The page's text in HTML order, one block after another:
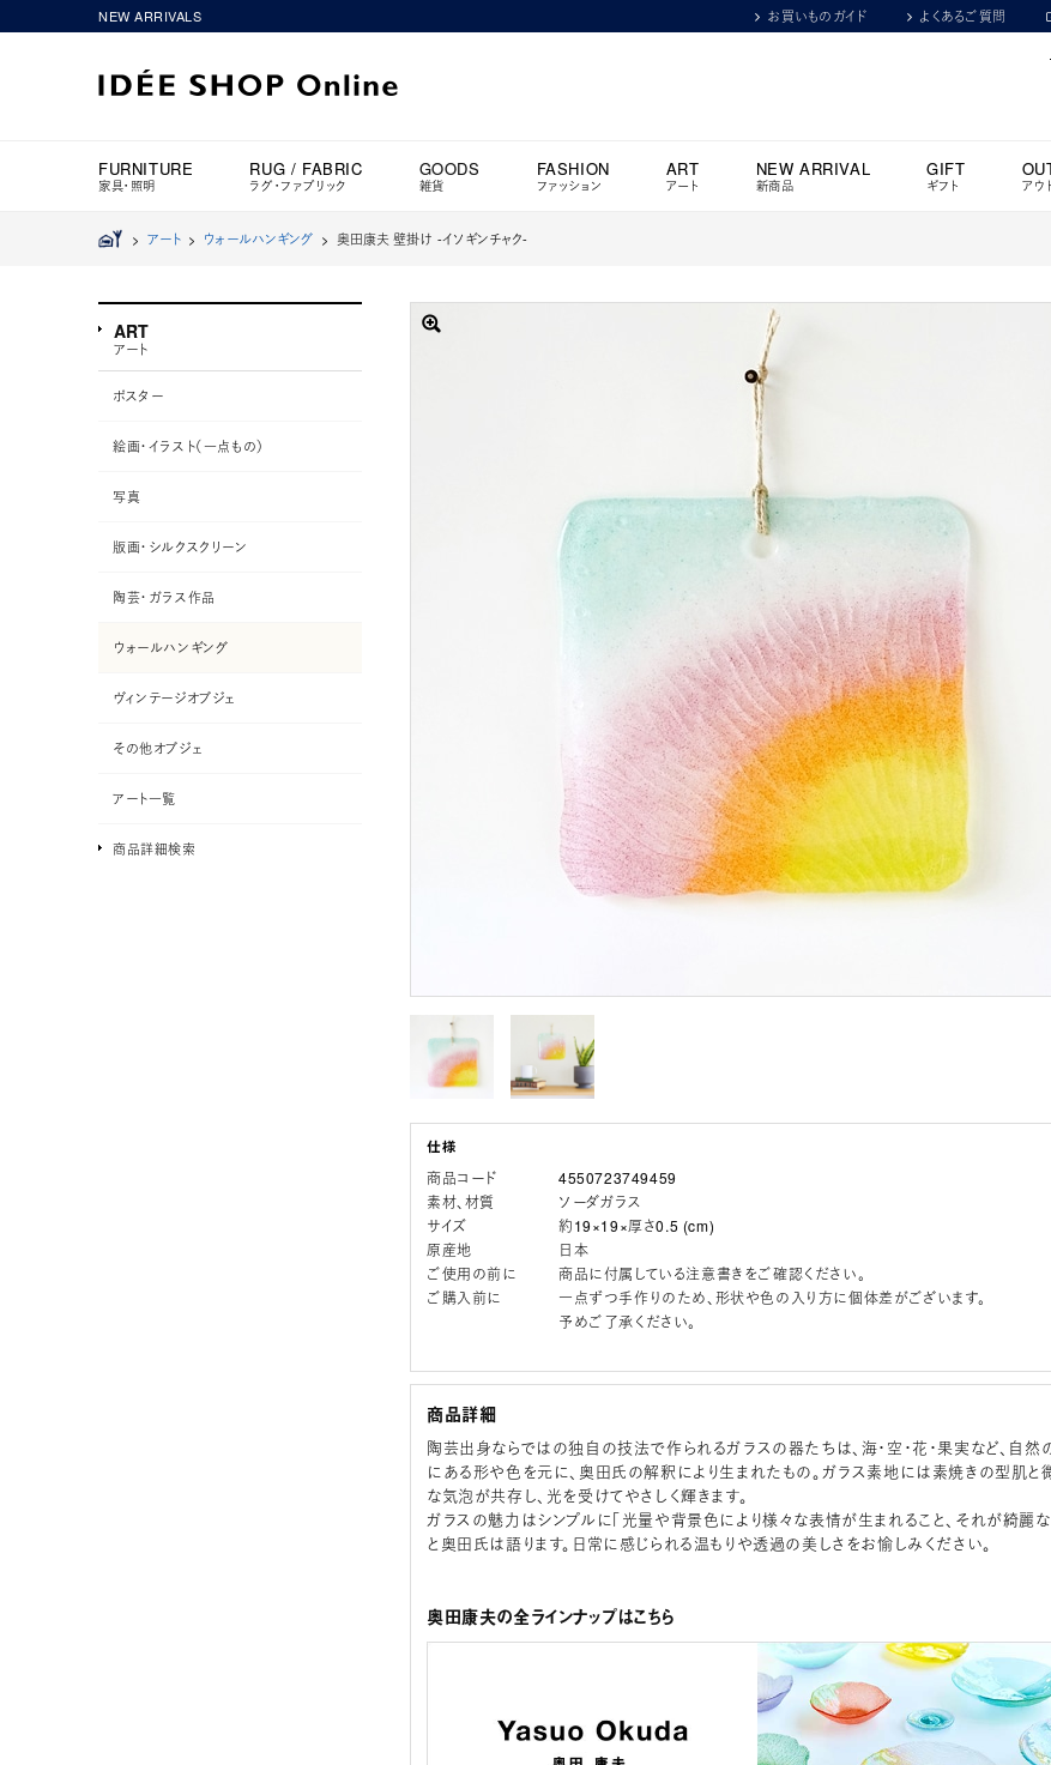
NEW ARRIVALS お買いものガイド よくあるご質問
FURNITURE
家具・照明
RUG / FABRIC
ラグ・ファブリック
GOODS
雑貨
FASHION
ファッション
ART
アート
NEW ARRIVAL
新商品
GIFT
ギフト アウ
> アート> ウォールハンギング > 奥田康夫 壁掛け -イソギンチャク-
商品コード
4550723749459
素材、材質
ソーダガラス
サイズ
約19×19×厚さ0.5 (cm)
原産地
日本
ご使用の前に
商品に付属している注意書きをご確認ください。
ご購入前に
一点ずつ手作りのため、形状や色の入り方に個体差がございます。
予めご了承ください。
商品詳細
陶芸出身ならではの独自の技法で作られるガラスの器たちは、海・空・花・果実など、自然
にある形や色を元に、奥田氏の解釈により生まれたもの。ガラス素地には素焼きの型肌と
な気泡が共存し、光を受けてやさしく輝きます。
ガラスの魅力はシンプルに「光量や背景色により様々な表情が生まれること、それが綺麗な
と奥田氏は語ります。日常に感じられる温もりや透過の美しさをお愉しみください。
奥田康夫の全ラインナップはこちら
ART
アート
ポスター
絵画・イラスト（一点もの）
写真
版画・シルクスクリーン
陶芸・ガラス作品
ウォールハンギング
ヴィンテージオブジェ
その他オブジェ
アート一覧
商品詳細検索